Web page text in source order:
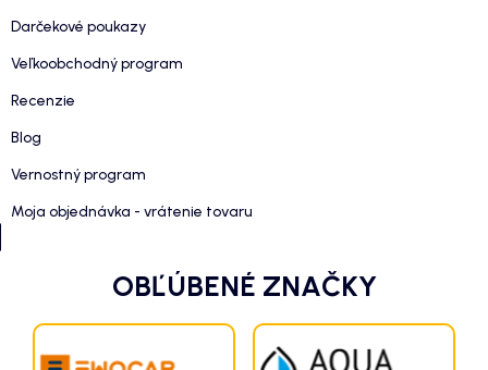
Darčekové poukazy
Veľkoobchodný program
Recenzie
Blog
Vernostný program
Moja objednávka - vrátenie tovaru
OBĽÚBENÉ ZNAČKY